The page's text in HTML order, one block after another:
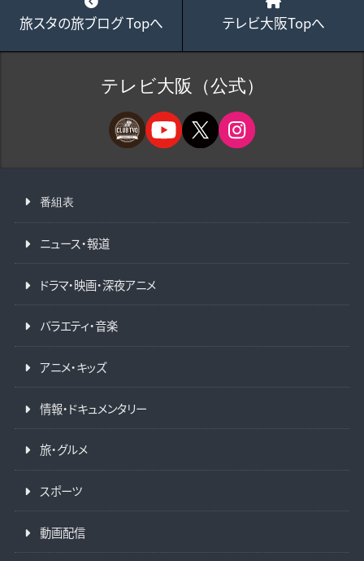
旅スタの旅ブログ Topへ テレビ大阪Topへ
テレビ大阪（公式）
番組表
ニュース・報道
ドラマ・映画・深夜アニメ
バラエティ・音楽
アニメ・キッズ
情報・ドキュメンタリー
旅・グルメ
スポーツ
動画配信